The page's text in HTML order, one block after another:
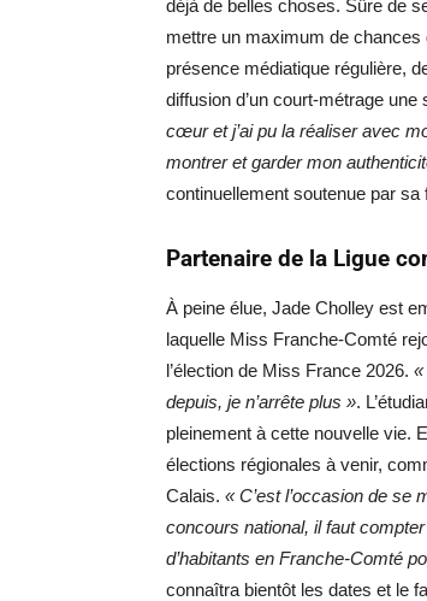
déjà de belles choses. Sûre de
mettre un maximum de chances
présence médiatique régulière,
diffusion d’un court-métrage
cœur et j’ai pu la réaliser avec
montrer et garder mon
continuellement soutenue par
Partenaire de la Ligue
À peine élue, Jade Cholley est
laquelle Miss Franche-Comté
l’élection de Miss France 2026. «
depuis, je n’arrête plus ».
pleinement à cette nouvelle vie.
élections régionales à venir,
Calais. « C’est l’occasion de se
concours national, il faut
d’habitants en Franche-Comté
connaîtra bientôt les dates et le